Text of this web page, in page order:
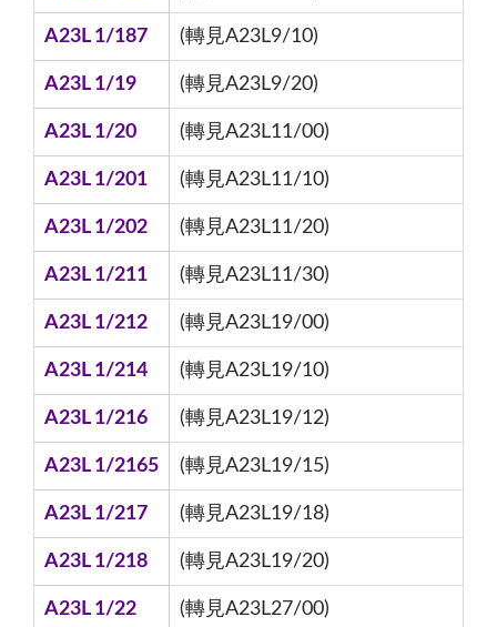
A23L 1/187 (轉見A23L9/10)
A23L 1/19 (轉見A23L9/20)
A23L 1/20 (轉見A23L11/00)
A23L 1/201 (轉見A23L11/10)
A23L 1/202 (轉見A23L11/20)
A23L 1/211 (轉見A23L11/30)
A23L 1/212 (轉見A23L19/00)
A23L 1/214 (轉見A23L19/10)
A23L 1/216 (轉見A23L19/12)
A23L 1/2165 (轉見A23L19/15)
A23L 1/217 (轉見A23L19/18)
A23L 1/218 (轉見A23L19/20)
A23L 1/22 (轉見A23L27/00)